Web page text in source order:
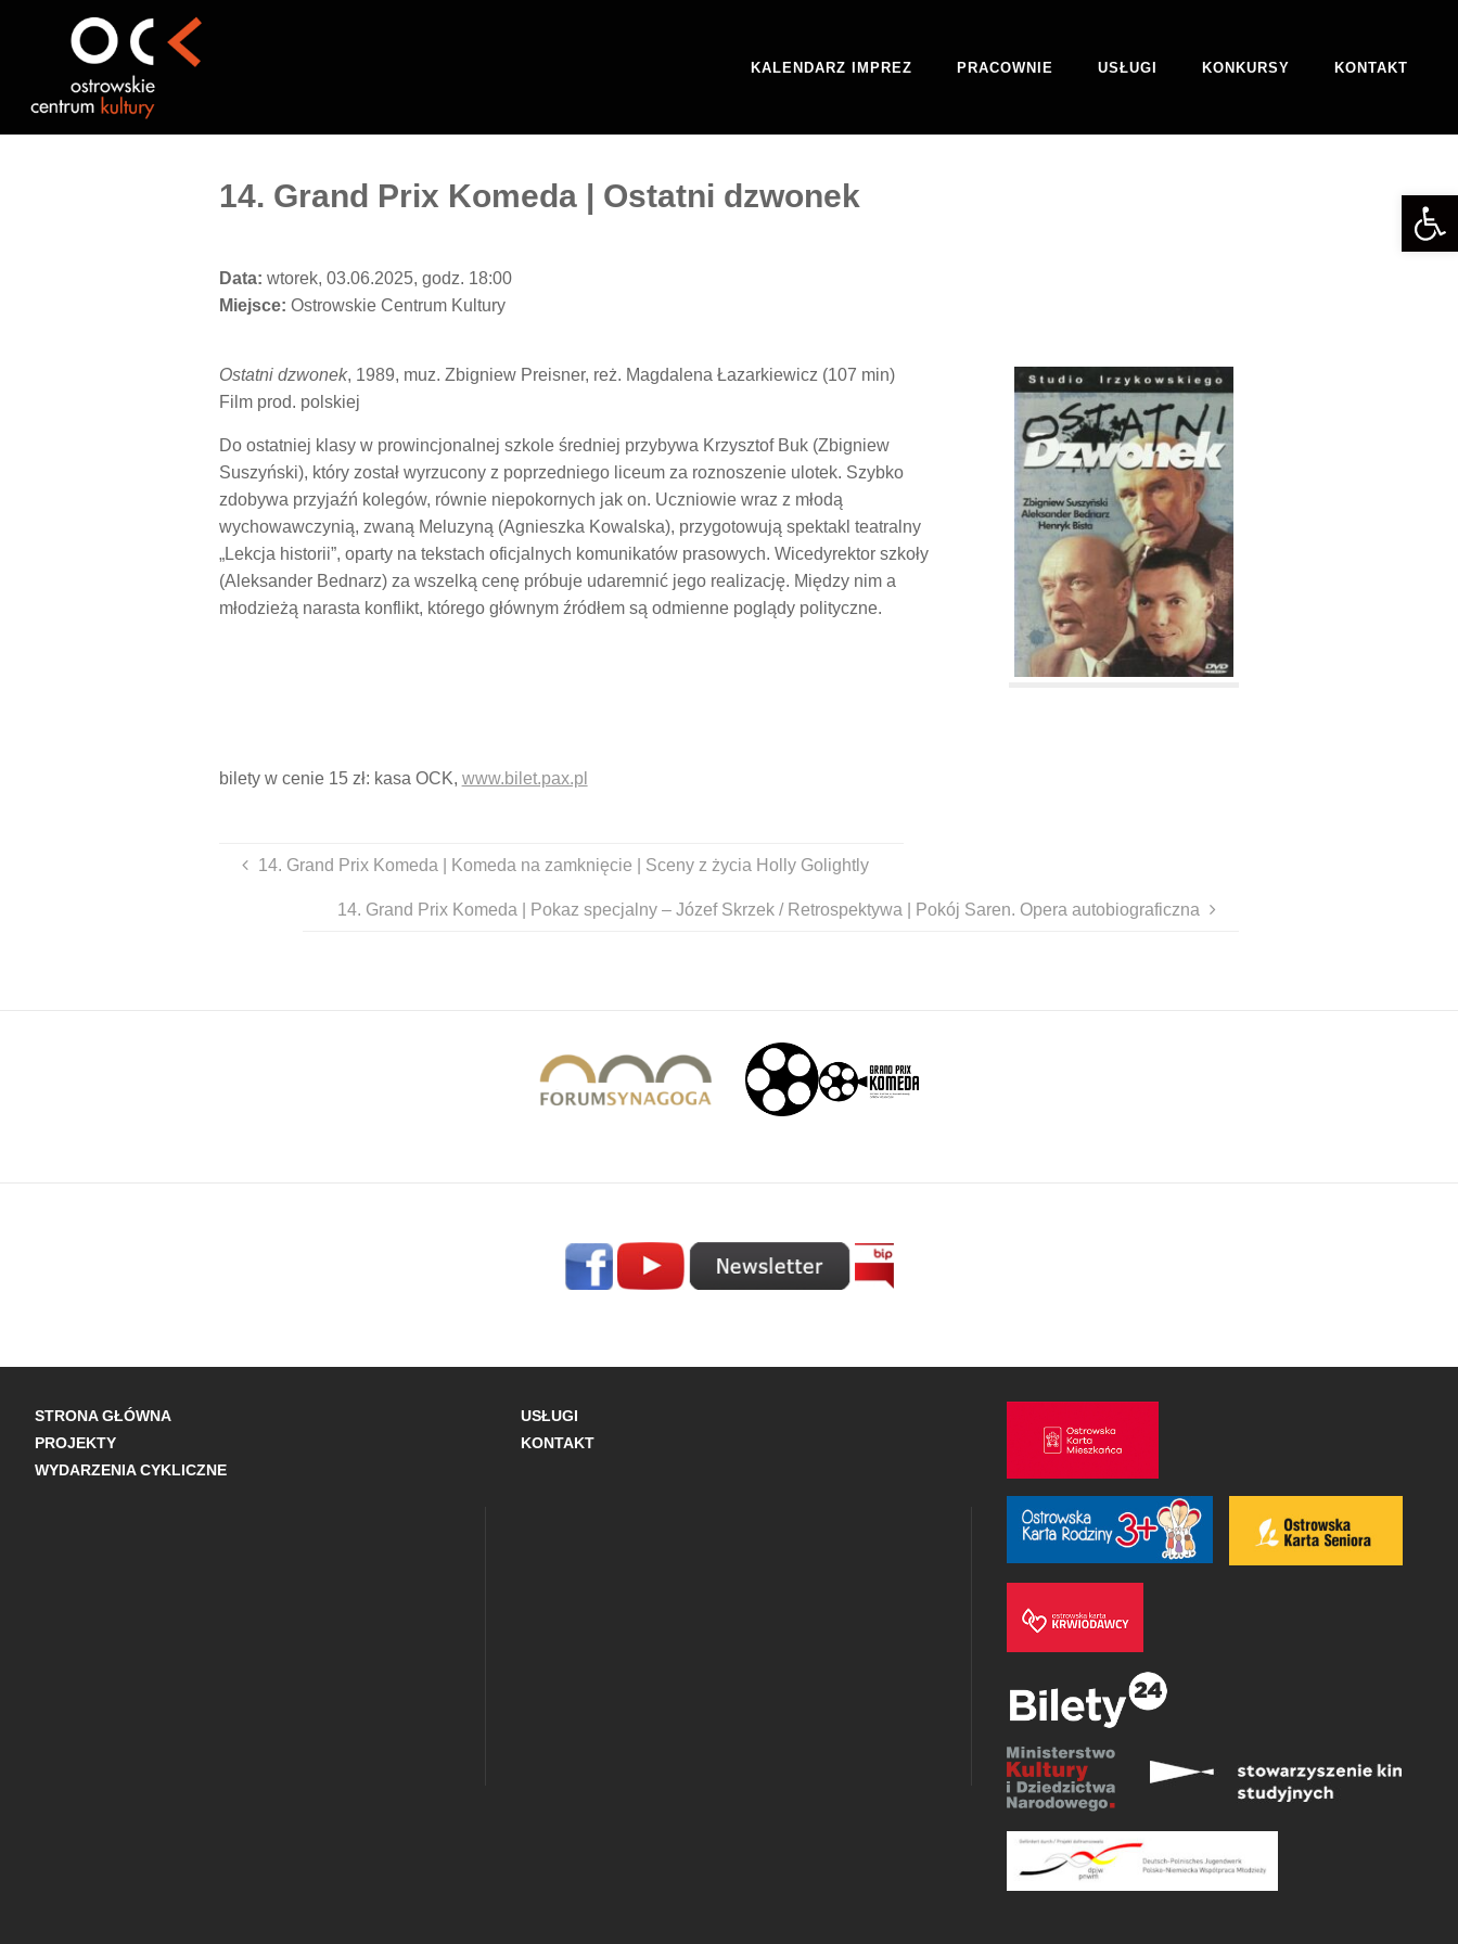
KALENDARZ IMPREZ PRACOWNIE USŁUGI KONKURSY KONTAKT
14. Grand Prix Komeda | Ostatni dzwonek
Data: wtorek, 03.06.2025, godz. 18:00
Miejsce: Ostrowskie Centrum Kultury
Ostatni dzwonek, 1989, muz. Zbigniew Preisner, reż. Magdalena Łazarkiewicz (107 min)
Film prod. polskiej
Do ostatniej klasy w prowincjonalnej szkole średniej przybywa Krzysztof Buk (Zbigniew
Suszyński), który został wyrzucony z poprzedniego liceum za roznoszenie ulotek. Szybko
zdobywa przyjaźń kolegów, równie niepokornych jak on. Uczniowie wraz z młodą
wychowawczynią, zwaną Meluzyną (Agnieszka Kowalska), przygotowują spektakl teatralny
„Lekcja historii”, oparty na tekstach oficjalnych komunikatów prasowych. Wicedyrektor szkoły
(Aleksander Bednarz) za wszelką cenę próbuje udaremnić jego realizację. Między nim a
młodzieżą narasta konflikt, którego głównym źródłem są odmienne poglądy polityczne.
bilety w cenie 15 zł: kasa OCK, www.bilet.pax.pl
14. Grand Prix Komeda | Komeda na zamknięcie | Sceny z życia Holly Golightly
14. Grand Prix Komeda | Pokaz specjalny – Józef Skrzek / Retrospektywa | Pokój Saren. Opera autobiograficzna
STRONA GŁÓWNA
PROJEKTY
WYDARZENIA CYKLICZNE
USŁUGI
KONTAKT